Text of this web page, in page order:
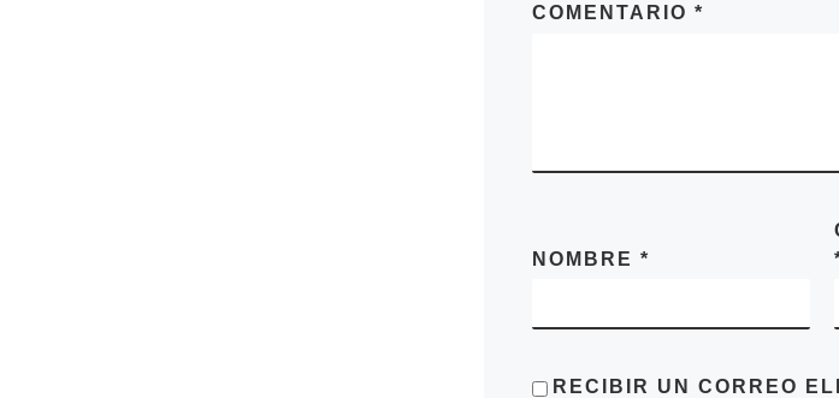
COMENTARIO *
NOMBRE *
RECIBIR UN CORREO